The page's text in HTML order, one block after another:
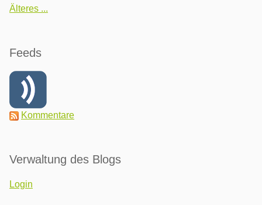
Älteres ...
Feeds
Kommentare
Verwaltung des Blogs
Login